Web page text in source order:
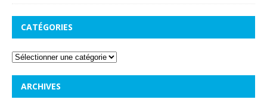
CATÉGORIES
ARCHIVES